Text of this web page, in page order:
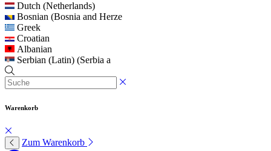
Dutch (Netherlands)
Bosnian (Bosnia and Herze
Greek
Croatian
Albanian
Serbian (Latin) (Serbia a
Warenkorb
Zum Warenkorb